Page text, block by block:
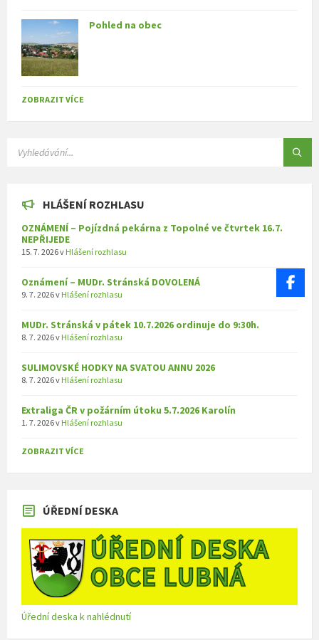
Pohled na obec
ZOBRAZIT VÍCE
HLÁŠENÍ ROZHLASU
OZNÁMENÍ – Pojízdná pekárna z Topolné ve čtvrtek 16.7.
NEPŘIJEDE
15. 7. 2026v Hlášení rozhlasu
Oznámení – MUDr. Stránská DOVOLENÁ
9. 7. 2026v Hlášení rozhlasu
MUDr. Stránská v pátek 10.7.2026 ordinuje do 9:30h.
8. 7. 2026v Hlášení rozhlasu
SULIMOVSKÉ HODKY NA SVATOU ANNU 2026
8. 7. 2026v Hlášení rozhlasu
Extraliga ČR v požárním útoku 5.7.2026 Karolín
1. 7. 2026v Hlášení rozhlasu
ZOBRAZIT VÍCE
ÚŘEDNÍ DESKA
Úřední deska k nahlédnutí